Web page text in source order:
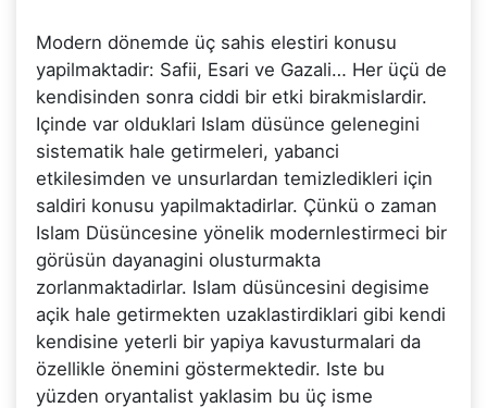
Modern dönemde üç sahis elestiri konusu
yapilmaktadir: Safii, Esari ve Gazali… Her üçü de
kendisinden sonra ciddi bir etki birakmislardir.
Içinde var olduklari Islam düsünce gelenegini
sistematik hale getirmeleri, yabanci
etkilesimden ve unsurlardan temizledikleri için
saldiri konusu yapilmaktadirlar. Çünkü o zaman
Islam Düsüncesine yönelik modernlestirmeci bir
görüsün dayanagini olusturmakta
zorlanmaktadirlar. Islam düsüncesini degisime
açik hale getirmekten uzaklastirdiklari gibi kendi
kendisine yeterli bir yapiya kavusturmalari da
özellikle önemini göstermektedir. Iste bu
yüzden oryantalist yaklasim bu üç isme